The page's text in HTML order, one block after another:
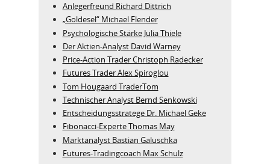
Anlegerfreund Richard Dittrich
„Goldesel“ Michael Flender
Psychologische Stärke Julia Thiele
Der Aktien-Analyst David Warney
Price-Action Trader Christoph Radecker
Futures Trader Alex Spiroglou
Tom Hougaard TraderTom
Technischer Analyst Bernd Senkowski
Entscheidungsstratege Dr. Michael Geke
Fibonacci-Experte Thomas May
Marktanalyst Bastian Galuschka
Futures-Tradingcoach Max Schulz